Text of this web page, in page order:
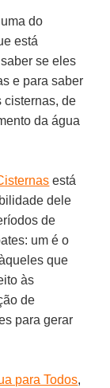
do
está
se eles
e para saber
cisternas, de
da água
está
dele
de
um é o
que
às
de
para gerar
para Todos,